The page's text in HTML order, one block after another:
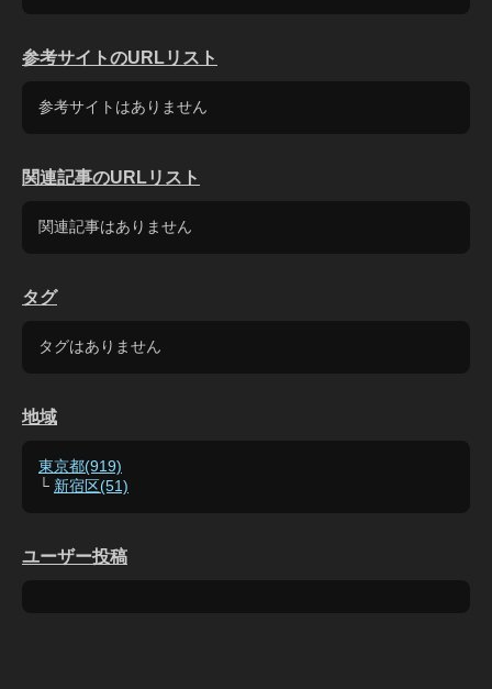
参考サイトのURLリスト
参考サイトはありません
関連記事のURLリスト
関連記事はありません
タグ
タグはありません
地域
東京都(919)
└ 新宿区(51)
ユーザー投稿